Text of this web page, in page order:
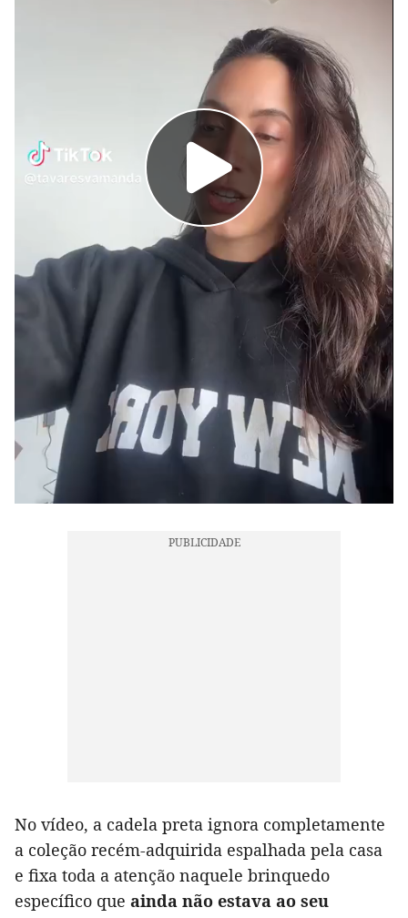
No vídeo, a cadela preta ignora completamente
a coleção recém-adquirida espalhada pela casa
e fixa toda a atenção naquele brinquedo
específico que ainda não estava ao seu